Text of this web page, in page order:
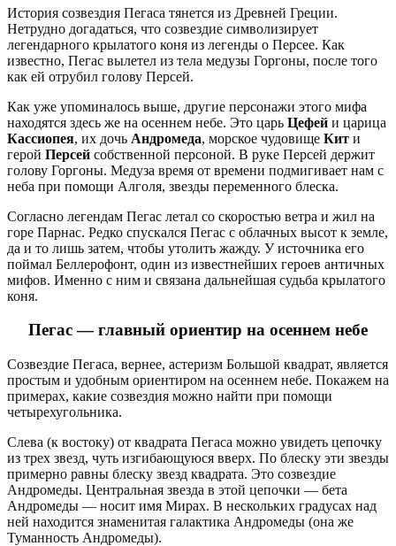
История созвездия Пегаса тянется из Древней Греции.
Нетрудно догадаться, что созвездие символизирует
легендарного крылатого коня из легенды о Персее. Как
известно, Пегас вылетел из тела медузы Горгоны, после того
как ей отрубил голову Персей.
Как уже упоминалось выше, другие персонажи этого мифа
находятся здесь же на осеннем небе. Это царь Цефей и царица
Кассиопея, их дочь Андромеда, морское чудовище Кит и
герой Персей собственной персоной. В руке Персей держит
голову Горгоны. Медуза время от времени подмигивает нам с
неба при помощи Алголя, звезды переменного блеска.
Согласно легендам Пегас летал со скоростью ветра и жил на
горе Парнас. Редко спускался Пегас с облачных высот к земле,
да и то лишь затем, чтобы утолить жажду. У источника его
поймал Беллерофонт, один из известнейших героев античных
мифов. Именно с ним и связана дальнейшая судьба крылатого
коня.
Пегас — главный ориентир на осеннем небе
Созвездие Пегаса, вернее, астеризм Большой квадрат, является
простым и удобным ориентиром на осеннем небе. Покажем на
примерах, какие созвездия можно найти при помощи
четырехугольника.
Слева (к востоку) от квадрата Пегаса можно увидеть цепочку
из трех звезд, чуть изгибающуюся вверх. По блеску эти звезды
примерно равны блеску звезд квадрата. Это созвездие
Андромеды. Центральная звезда в этой цепочки — бета
Андромеды — носит имя Мирах. В нескольких градусах над
ней находится знаменитая галактика Андромеды (она же
Туманность Андромеды).